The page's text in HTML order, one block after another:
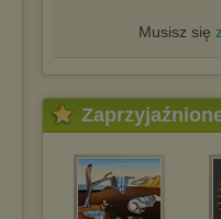
Musisz się